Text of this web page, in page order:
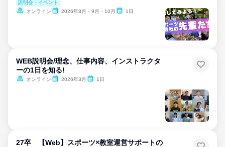
説明会・イベント
オンライン
2026年8月・9月・10月 1日
WEB説明会/理念、仕事内容、インストラクタ
ーの1日を知る!
オンライン 2026年3月 1日
27卒 【Web】スポーツ×教室運営サポートの